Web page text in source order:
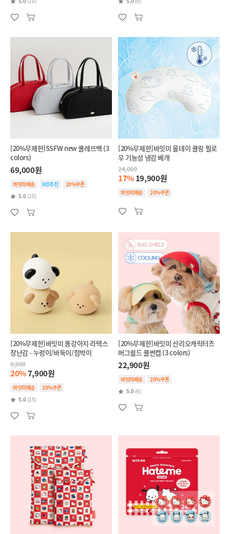
[20%무제한]SSFW new 쿨레뜨백 (3
colors)
69,000원
바잇미배송 MD추천
20%쿠폰
5.0 (10)
[20%무제한]바잇미 올데이 쿨링 필로
우 기능성 냉감 베개
24,000
17%19,900원
바잇미배송 20%쿠폰
[20%무제한]바잇미 똥강아지 라텍스
장난감 - 누렁이/바둑이/점박이
9,900
20%7,900원
바잇미배송
20%쿠폰
5.0 (15)
[20%무제한]바잇미 산리오캐릭터즈
버그쉴드 쿨썬캡 (3 colors)
22,900원
바잇미배송
20%쿠폰
5.0 (6)